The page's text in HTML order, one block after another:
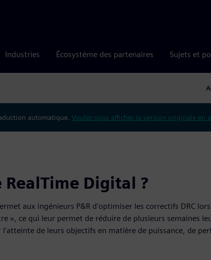
Industries Écosystème des partenaires Sujets et
automatique. Voulez-vous afficher la version originale en
Digital ?
aux ingénieurs P&R d'optimiser les correctifs DRC
», ce qui leur permet de réduire de plusieurs semaines
de leurs objectifs en matière de puissance, de